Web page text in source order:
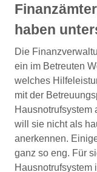
haben
Die
ein im Betreuten
welches
mit der
Hausnotrufsystem
will sie nicht als
anerkennen.
ganz so eng. Für
Hausnotrufsystem